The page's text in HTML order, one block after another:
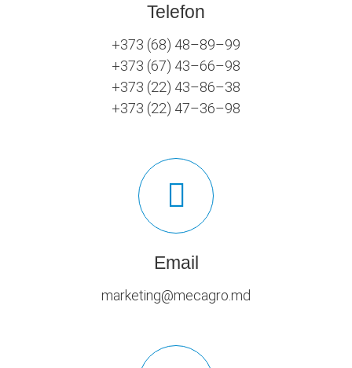
Telefon
+373 (68) 48–89–99
+373 (67) 43–66–98
+373 (22) 43–86–38
+373 (22) 47–36–98
Email
marketing@mecagro.md